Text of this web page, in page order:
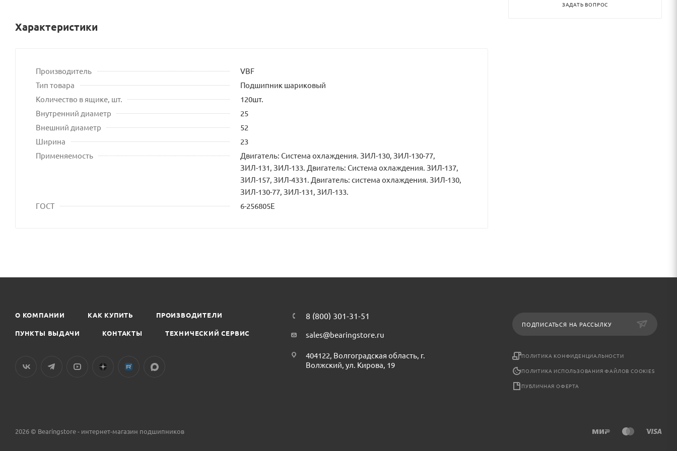
Характеристики
Производитель
VBF
Тип товара
Подшипник шариковый
Количество в ящике, шт.
120шт.
Внутренний диаметр
25
Внешний диаметр
52
Ширина
23
Применяемость
Двигатель: Система охлаждения. ЗИЛ-130, ЗИЛ-130-77,
ЗИЛ-131, ЗИЛ-133. Двигатель: Система охлаждения. ЗИЛ-137,
ЗИЛ-157, ЗИЛ-4331. Двигатель: система охлаждения. ЗИЛ-130,
ЗИЛ-130-77, ЗИЛ-131, ЗИЛ-133.
ГОСТ
6-256805Е
ЗАДАТЬ ВОПРОС
О КОМПАНИИ КАК КУПИТЬ ПРОИЗВОДИТЕЛИ
ПУНКТЫ ВЫДАЧИ КОНТАКТЫ ТЕХНИЧЕСКИЙ СЕРВИС
8 (800) 301-31-51
sales@bearingstore.ru
404122, Волгоградская область, г.
Волжский, ул. Кирова, 19
ПОДПИСАТЬСЯ НА РАССЫЛКУ
ПОЛИТИКА КОНФИДЕНЦИАЛЬНОСТИ
ПОЛИТИКА ИСПОЛЬЗОВАНИЯ ФАЙЛОВ COOKIES
ПУБЛИЧНАЯ ОФЕРТА
2026 © Bearingstore - интернет-магазин подшипников